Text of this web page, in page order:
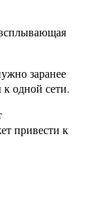
заранее
к одной сети.
привести к